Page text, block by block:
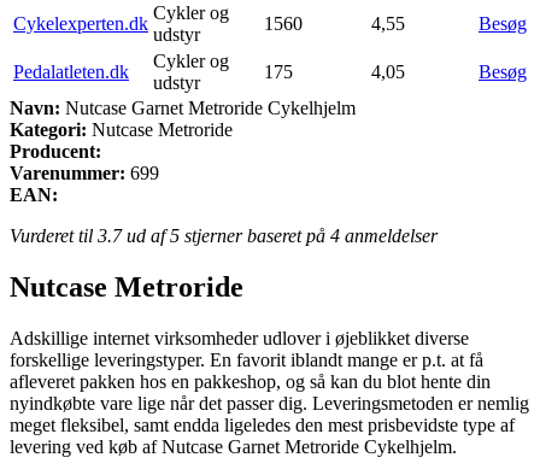
Cykelexperten.dk
Cykler og
udstyr
1560 4,55 Besøg
Pedalatleten.dk
Cykler og
udstyr
175 4,05
Besøg
Navn: Nutcase Garnet Metroride Cykelhjelm
Kategori: Nutcase Metroride
Producent:
Varenummer: 699
EAN:
Vurderet til 3.7ud af 5 stjerner baseret på 4 anmeldelser
Nutcase Metroride
Adskillige internet virksomheder udlover i øjeblikket diverse
forskellige leveringstyper. En favorit iblandt mange er p.t. at få
afleveret pakken hos en pakkeshop, og så kan du blot hente din
nyindkøbte vare lige når det passer dig. Leveringsmetoden er nemlig
meget fleksibel, samt endda ligeledes den mest prisbevidste type af
levering ved køb af Nutcase Garnet Metroride Cykelhjelm.